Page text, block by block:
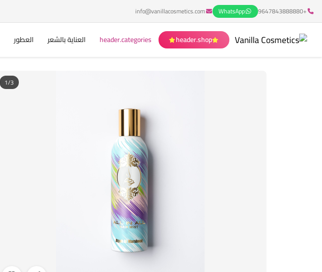
+9647843888880
WhatsApp
info@vanillacosmetics.com
header.shop
header.categories العناية بالشعر العطور
1/3